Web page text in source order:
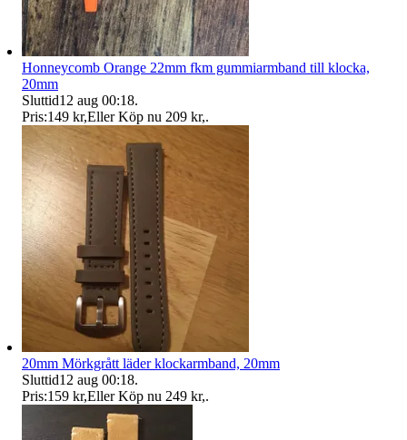
Honneycomb Orange 22mm fkm gummiarmband till klocka,
20mm
Sluttid12 aug 00:18.
Pris:149 kr,Eller Köp nu 209 kr,.
20mm Mörkgrått läder klockarmband, 20mm
Sluttid12 aug 00:18.
Pris:159 kr,Eller Köp nu 249 kr,.